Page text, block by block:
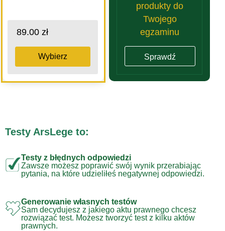
89.00 zł
Wybierz
produkty do
Twojego
egzaminu
Sprawdź
Testy ArsLege to:
Testy z błędnych odpowiedzi
Zawsze możesz poprawić swój wynik przerabiając
pytania, na które udzieliłeś negatywnej odpowiedzi.
Generowanie własnych testów
Sam decydujesz z jakiego aktu prawnego chcesz
rozwiązać test. Możesz tworzyć test z kilku aktów
prawnych.